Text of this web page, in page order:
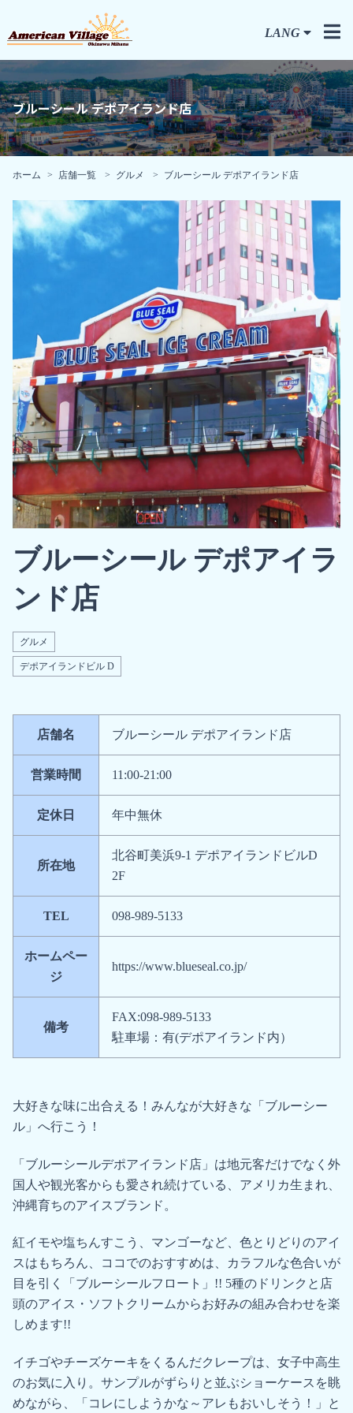
LANG
ブルーシール デポアイランド店
ホーム 店舗一覧 グルメ ブルーシール デポアイランド店
ブルーシール デポアイラ
ンド店
グルメ
デポアイランドビル D
店舗名 ブルーシール デポアイランド店
営業時間 11:00-21:00
定休日 年中無休
所在地
北谷町美浜9-1 デポアイランドビルD
2F
TEL 098-989-5133
ホームペー
ジ
https://www.blueseal.co.jp/
備考
FAX:098-989-5133
駐車場：有(デポアイランド内）
大好きな味に出合える！みんなが大好きな「ブルーシー
ル」へ行こう！
「ブルーシールデポアイランド店」は地元客だけでなく外
国人や観光客からも愛され続けている、アメリカ生まれ、
沖縄育ちのアイスブランド。
紅イモや塩ちんすこう、マンゴーなど、色とりどりのアイ
スはもちろん、ココでのおすすめは、カラフルな色合いが
目を引く「ブルーシールフロート」!! 5種のドリンクと店
頭のアイス・ソフトクリームからお好みの組み合わせを楽
しめます!!
イチゴやチーズケーキをくるんだクレープは、女子中高生
のお気に入り。サンプルがずらりと並ぶショーケースを眺
めながら、「コレにしようかな～アレもおいしそう！」と